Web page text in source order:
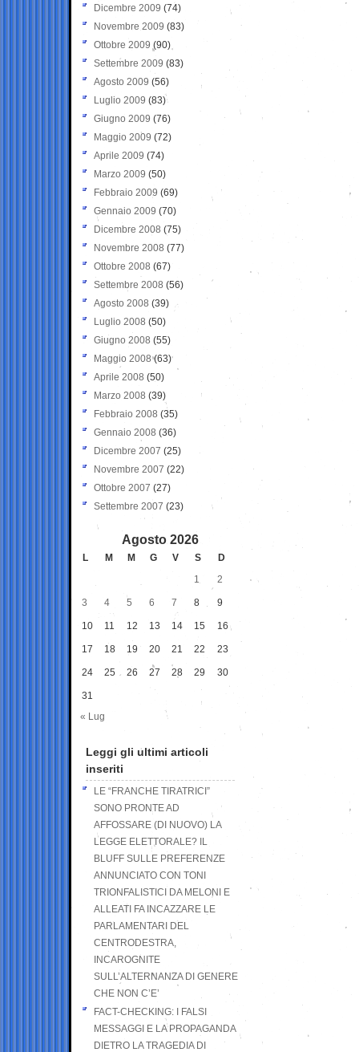
Dicembre 2009 (74)
Novembre 2009 (83)
Ottobre 2009 (90)
Settembre 2009 (83)
Agosto 2009 (56)
Luglio 2009 (83)
Giugno 2009 (76)
Maggio 2009 (72)
Aprile 2009 (74)
Marzo 2009 (50)
Febbraio 2009 (69)
Gennaio 2009 (70)
Dicembre 2008 (75)
Novembre 2008 (77)
Ottobre 2008 (67)
Settembre 2008 (56)
Agosto 2008 (39)
Luglio 2008 (50)
Giugno 2008 (55)
Maggio 2008(63)
Aprile 2008 (50)
Marzo 2008 (39)
Febbraio 2008 (35)
Gennaio 2008 (36)
Dicembre 2007 (25)
Novembre 2007 (22)
Ottobre 2007 (27)
Settembre 2007 (23)
Agosto 2026
L M M G V S
D
1
2
3 4 5 6 7 8 9
10 11 12 13 14 15 16
17 18 19 20 21 22 23
24 25 26 27 28 29 30
31
« Lug
Leggi gli ultimi articoli
inseriti
LE “FRANCHE TIRATRICI”
SONO PRONTE AD
AFFOSSARE (DI NUOVO) LA
LEGGE ELETTORALE? IL
BLUFF SULLE PREFERENZE
ANNUNCIATO CON TONI
TRIONFALISTICI DA MELONI E
ALLEATI FA INCAZZARE LE
PARLAMENTARI DEL
CENTRODESTRA,
INCAROGNITE
SULL’ALTERNANZA DI GENERE
CHE NON C’E’
FACT-CHECKING: I FALSI
MESSAGGI E LA PROPAGANDA
DIETRO LA TRAGEDIA DI